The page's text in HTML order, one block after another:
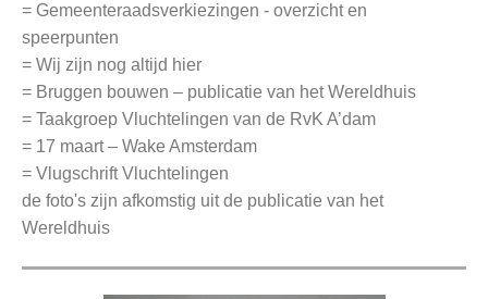
= Gemeenteraadsverkiezingen - overzicht en
speerpunten
= Wij zijn nog altijd hier
= Bruggen bouwen – publicatie van het Wereldhuis
= Taakgroep Vluchtelingen van de RvK A’dam
= 17 maart – Wake Amsterdam
= Vlugschrift Vluchtelingen
de foto's zijn afkomstig uit de publicatie van het
Wereldhuis